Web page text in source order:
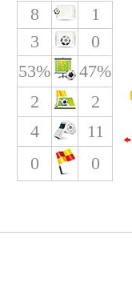
8
1
3
0
53%
47%
2
2
4
11
0
0